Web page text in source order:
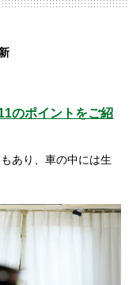
のポイントをご紹
あり、車の中には生